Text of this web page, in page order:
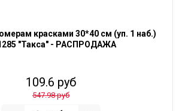
красками 30*40 см (уп. 1 наб.)
"Такса" - РАСПРОДАЖА
109.6 руб
547.98 руб